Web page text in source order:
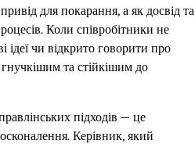
для покарання, а як досвід та
Коли співробітники не
ідеї чи відкрито говорити про
та стійкішим до
підходів — це
Керівник, який